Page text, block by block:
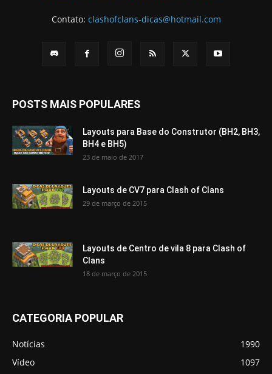
Contato: clashofclans-dicas@hotmail.com
POSTS MAIS POPULARES
Layouts para Base do Construtor (BH2, BH3,
BH4 e BH5)
23 de maio de 2017
Layouts de CV7 para Clash of Clans
29 de março de 2015
Layouts de Centro de vila 8 para Clash of
Clans
18 de março de 2015
CATEGORIA POPULAR
Notícias
1990
Vídeo
1097